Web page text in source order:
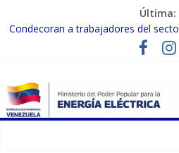
Última:
Condecoran a trabajadores del
labor tras el doble sismo del 24-J
Gobierno Nacional coordina
Inspeccionan trabajos de
en Carabobo
Gobierno Nacional activa plan